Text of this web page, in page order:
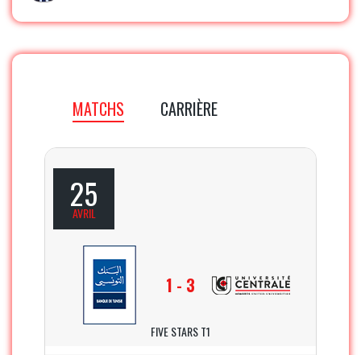
MATCHS CARRIÈRE
25
AVRIL
1 - 3
FIVE STARS T1